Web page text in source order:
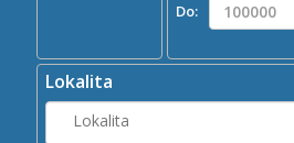
Hľadaj
Do:
Lokalita